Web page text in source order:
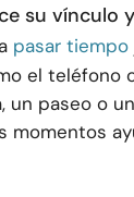
su vínculo
pasar tiempo
el teléfono
un paseo o
momentos